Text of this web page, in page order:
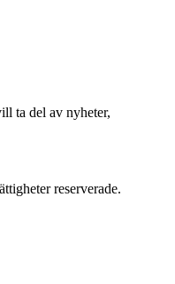
ta del av nyheter,
reserverade.